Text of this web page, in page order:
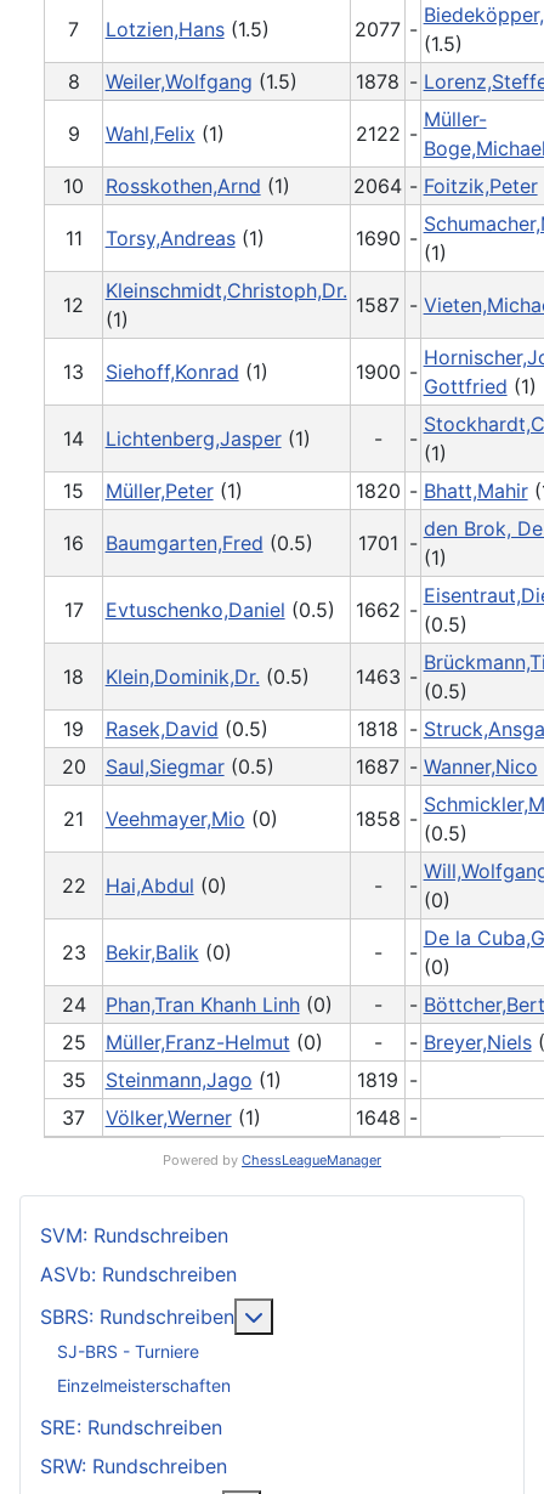
7 Lotzien,Hans(1.5) 2077 -
(1.5)
8
Weiler,Wolfgang (1.5) 1878 -
9 Wahl,Felix (1) 2122 -
Müller-
10
Rosskothen,Arnd (1) 2064 - Foitzik,Peter
11 Torsy,Andreas(1) 1690 -
(1)
12
Kleinschmidt,Christoph,Dr.
(1)
1587 -
13 Siehoff,Konrad (1) 1900 -
Gottfried (1)
14 Lichtenberg,Jasper(1) - -
(1)
15
Müller,Peter(1) 1820 - Bhatt,Mahir
16 Baumgarten,Fred (0.5) 1701 -
den Brok,
(1)
17 Evtuschenko,Daniel (0.5) 1662 -
(0.5)
18 Klein,Dominik,Dr. (0.5) 1463 -
(0.5)
19
Rasek,David (0.5) 1818 -
20
Saul,Siegmar(0.5) 1687 - Wanner,Nico
21 Veehmayer,Mio (0) 1858 -
(0.5)
22 Hai,Abdul (0) - -
(0)
23 Bekir,Balik (0) - -
De la
(0)
24
Phan,Tran Khanh Linh(0) - -
25
Müller,Franz-Helmut (0) - - Breyer,Niels
35
Steinmann,Jago (1) 1819 -
37
Völker,Werner(1) 1648 -
Powered by ChessLeagueManager
SVM: Rundschreiben
ASVb: Rundschreiben
SBRS: Rundschreiben
SJ-BRS - Turniere
Einzelmeisterschaften
SRE: Rundschreiben
SRW: Rundschreiben